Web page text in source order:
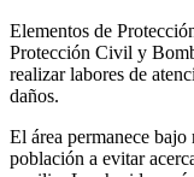
Elementos de
Protección Civil y
realizar labores de
daños.
El área permanece
población a evitar